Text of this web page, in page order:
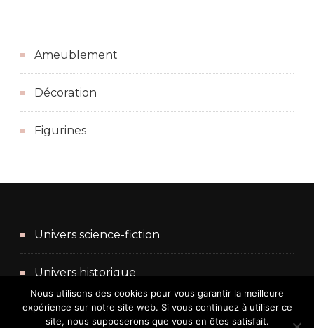
Ameublement
Décoration
Figurines
Univers science-fiction
Univers historique
Univers fantasy
Nous utilisons des cookies pour vous garantir la meilleure
expérience sur notre site web. Si vous continuez à utiliser ce
site, nous supposerons que vous en êtes satisfait.